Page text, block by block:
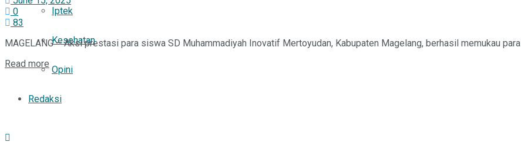
Iptek
Kesehatan
Opini
Redaksi
0
83
MAGELANG – Aksi prestasi para siswa SD Muhammadiyah Inovatif Mertoyudan, Kabupaten Magelang, berhasil memukau
Read more